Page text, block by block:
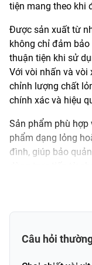
tiện mang theo khi
Được sản xuất từ
không chỉ đảm
thuận tiện khi sử
Với vòi nhấn và vòi
chỉnh lượng chất
chính xác và hiệu
Sản phẩm phù
phẩm dạng lỏng
đình, giúp bảo
thoát hoặc ô
Tên sản phẩm
Câu hỏi